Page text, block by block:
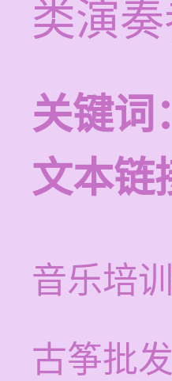
类演
关键词：
文本链
音乐培
古筝批